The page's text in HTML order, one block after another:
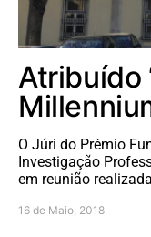
Atribuído
O Júri do Prémio
Investigação
em reunião
16 de Maio, 2018